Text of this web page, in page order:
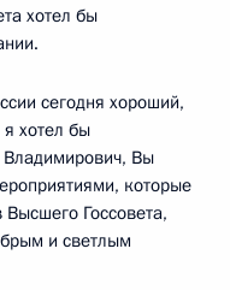
хотел бы
сегодня хороший,
хотел бы
Владимирович, Вы
которые
Госсовета,
и светлым